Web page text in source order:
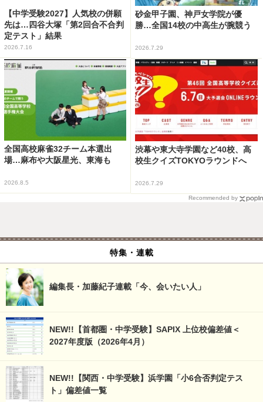
【中学受験2027】人気校の併願
先は…四谷大塚「第2回合不合判
定テスト」結果
2026.7.16
砂金甲子園、神戸女学院が優
勝…全国14校の中高生が腕競う
2026.7.29
全国高校麻雀32チーム本選出
場…麻布や大阪星光、東海も
2026.8.5
渋幕や東大寺学園など40校、高
校生クイズTOKYOラウンドへ
2026.7.29
Recommended by
特集・連載
編集長・加藤紀子連載「今、会いたい人」
NEW!!【首都圏・中学受験】SAPIX 上位校偏差値＜
2027年度版（2026年4月）
NEW!!【関西・中学受験】浜学園「小6合否判定テス
ト」偏差値一覧